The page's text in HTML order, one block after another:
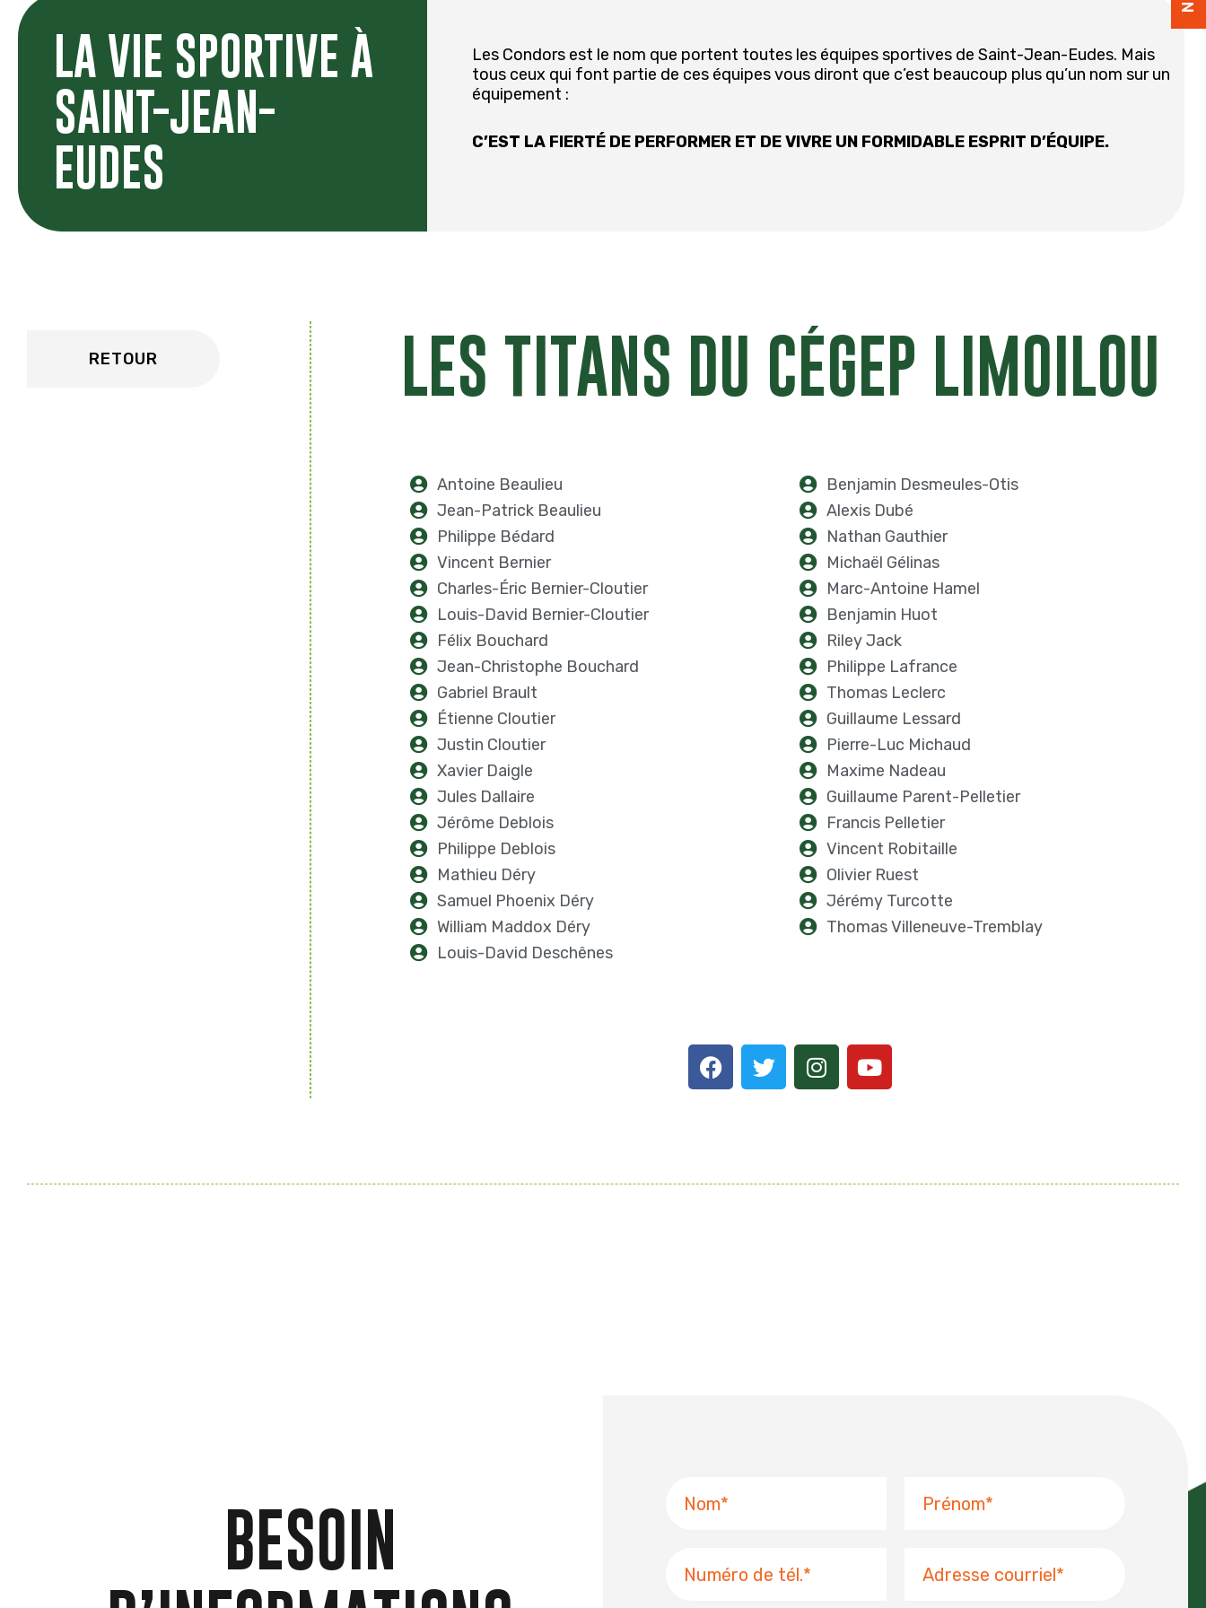
LA VIE SPORTIVE À
SAINT-JEAN-
EUDES
Les Condors est le nom que portent toutes les équipes sportives de Saint-Jean-Eudes. Mais
tous ceux qui font partie de ces équipes vous diront que c’est beaucoup plus qu’un nom sur un
équipement :
C’EST LA FIERTÉ DE PERFORMER ET DE VIVRE UN FORMIDABLE ESPRIT D’ÉQUIPE.
RETOUR LES TITANS DU CÉGEP LIMOILOU
Antoine Beaulieu
Jean-Patrick Beaulieu
Philippe Bédard
Vincent Bernier
Charles-Éric Bernier-Cloutier
Louis-David Bernier-Cloutier
Félix Bouchard
Jean-Christophe Bouchard
Gabriel Brault
Étienne Cloutier
Justin Cloutier
Xavier Daigle
Jules Dallaire
Jérôme Deblois
Philippe Deblois
Mathieu Déry
Samuel Phoenix Déry
William Maddox Déry
Louis-David Deschênes
Benjamin Desmeules-Otis
Alexis Dubé
Nathan Gauthier
Michaël Gélinas
Marc-Antoine Hamel
Benjamin Huot
Riley Jack
Philippe Lafrance
Thomas Leclerc
Guillaume Lessard
Pierre-Luc Michaud
Maxime Nadeau
Guillaume Parent-Pelletier
Francis Pelletier
Vincent Robitaille
Olivier Ruest
Jérémy Turcotte
Thomas Villeneuve-Tremblay
F
a
o
T
w
r
I
n
r
Y
o
e
BESOIN
courriel